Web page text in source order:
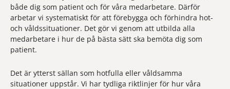
både dig som patient och för våra medarbetare. Därför
arbetar vi systematiskt för att förebygga och förhindra hot-
och våldssituationer. Det gör vi genom att utbilda alla
medarbetare i hur de på bästa sätt ska bemöta dig som
patient.
Det är ytterst sällan som hotfulla eller våldsamma
situationer uppstår. Vi har tydliga riktlinjer för hur våra